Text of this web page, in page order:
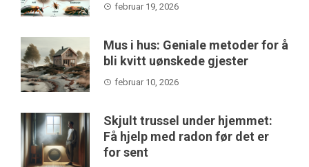
februar 19, 2026
Mus i hus: Geniale metoder for å
bli kvitt uønskede gjester
februar 10, 2026
Skjult trussel under hjemmet:
Få hjelp med radon før det er
for sent